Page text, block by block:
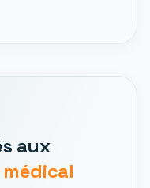
aux
médical